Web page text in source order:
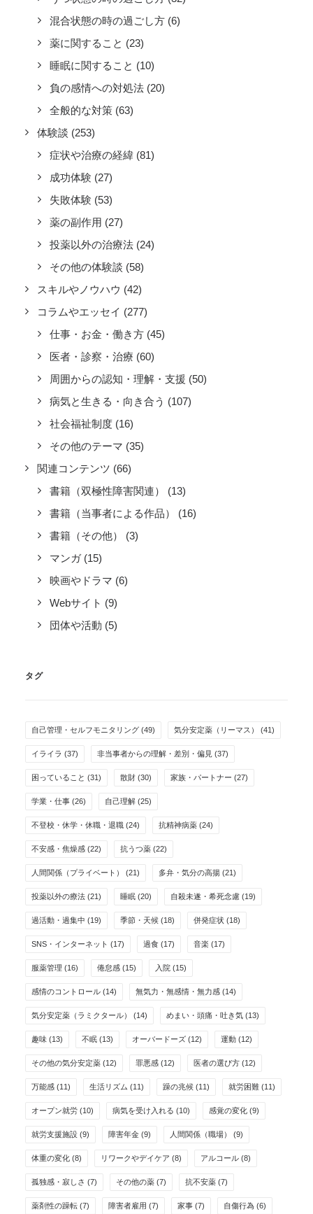
混合状態の時の過ごし方 (6)
薬に関すること (23)
睡眠に関すること (10)
負の感情への対処法 (20)
全般的な対策 (63)
体験談 (253)
症状や治療の経緯 (81)
成功体験 (27)
失敗体験 (53)
薬の副作用 (27)
投薬以外の治療法 (24)
その他の体験談 (58)
スキルやノウハウ (42)
コラムやエッセイ (277)
仕事・お金・働き方 (45)
医者・診察・治療 (60)
周囲からの認知・理解・支援 (50)
病気と生きる・向き合う (107)
社会福祉制度 (16)
その他のテーマ (35)
関連コンテンツ (66)
書籍（双極性障害関連）
(13)
書籍（当事者による作品）
(16)
書籍（その他）
(3)
マンガ (15)
映画やドラマ (6)
Webサイト (9)
団体や活動 (5)
タグ
自己管理・セルフモニタリング (49) 気分安定薬（リーマス） (41)
イライラ (37) 非当事者からの理解・差別・偏見 (37)
困っていること (31) 散財 (30) 家族・パートナー (27)
学業・仕事 (26) 自己理解 (25)
不登校・休学・休職・退職 (24) 抗精神病薬 (24)
不安感・焦燥感 (22) 抗うつ薬 (22)
人間関係（プライベート） (21) 多弁・気分の高揚 (21)
投薬以外の療法 (21) 睡眠 (20) 自殺未遂・希死念慮 (19)
過活動・過集中 (19) 季節・天候 (18) 併発症状 (18)
SNS・インターネット (17) 過食 (17) 音楽 (17)
服薬管理 (16) 倦怠感 (15) 入院 (15)
感情のコントロール (14) 無気力・無感情・無力感 (14)
気分安定薬（ラミクタール） (14) めまい・頭痛・吐き気 (13)
趣味 (13) 不眠 (13) オーバードーズ (12) 運動 (12)
その他の気分安定薬 (12) 罪悪感 (12) 医者の選び方 (12)
万能感 (11) 生活リズム (11) 躁の兆候 (11) 就労困難 (11)
オープン就労 (10) 病気を受け入れる (10) 感覚の変化 (9)
就労支援施設 (9) 障害年金 (9) 人間関係（職場） (9)
体重の変化 (8) リワークやデイケア (8) アルコール (8)
孤独感・寂しさ (7) その他の薬 (7) 抗不安薬 (7)
薬剤性の躁転 (7) 障害者雇用 (7) 家事 (7) 自傷行為 (6)